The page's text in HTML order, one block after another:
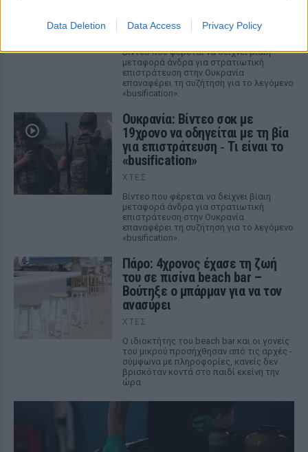
Data Deletion Data Access Privacy Policy
«busification»
Βίντεο που φέρεται να δείχνει βίαιη
μεταφορά άνδρα για στρατιωτική
επιστράτευση στην Ουκρανία
επαναφέρει τη συζήτηση για το λεγόμενο
«busification».
Ουκρανία: Βίντεο σοκ με
19χρονο να οδηγείται με τη βία
για επιστράτευση ‑ Τι είναι το
«busification»
ΧΤΕΣ
Βίντεο που φέρεται να δείχνει βίαιη
μεταφορά άνδρα για στρατιωτική
επιστράτευση στην Ουκρανία
επαναφέρει τη συζήτηση για το λεγόμενο
«busification».
Πάρο: 4χρονος έχασε τη ζωή
του σε πισίνα beach bar –
Βούτηξε ο μπάρμαν για να τον
ανασύρει
ΧΤΕΣ
Ο ιδιοκτήτης του beach bar και οι γονείς
του μικρού προσήχθησαν από τις αρχές -
σύμφωνα με πληροφορίες, κανείς δεν
βρισκόταν κοντά στο παιδί εκείνη την
ώρα